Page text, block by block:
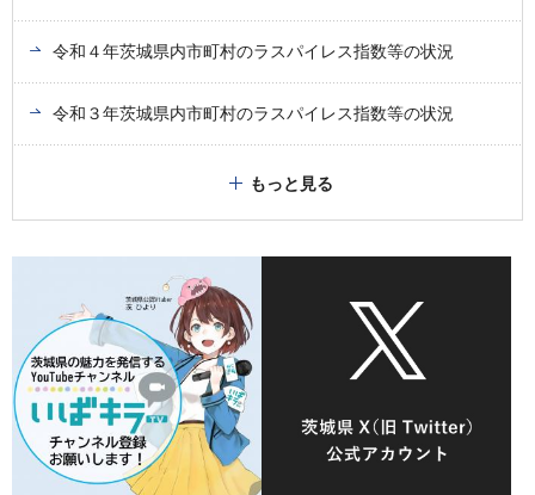
令和４年茨城県内市町村のラスパイレス指数等の状況
令和３年茨城県内市町村のラスパイレス指数等の状況
もっと見る